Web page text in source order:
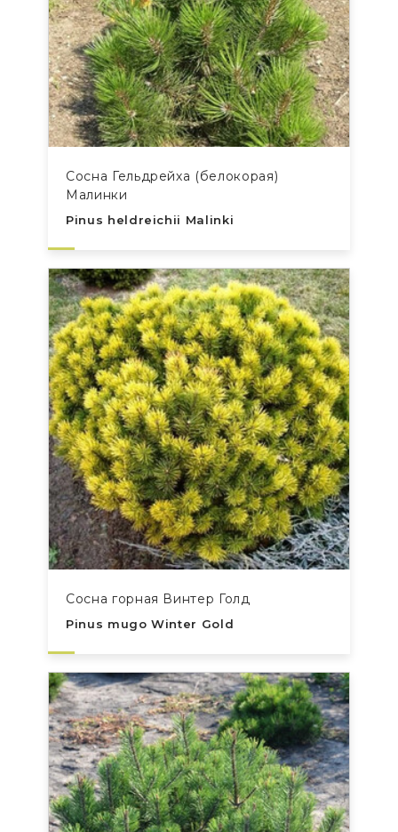
Сосна Гельдрейха (белокорая)
Малинки
Pinus heldreichii Malinki
Сосна горная Винтер Голд
Pinus mugo Winter Gold